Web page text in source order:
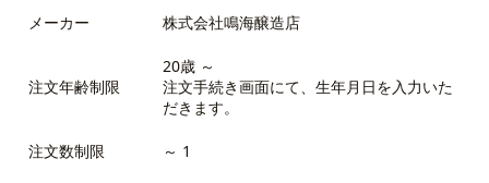
メーカー 株式会社鳴海醸造店
注文年齢制限
20歳 ～
注文手続き画面にて、生年月日を入力いた
だきます。
注文数制限 ～ 1